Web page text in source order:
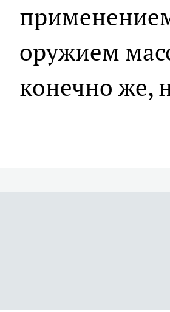
оружием
конечно же,